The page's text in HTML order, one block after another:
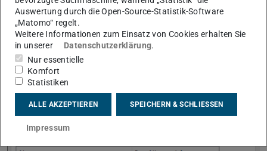
Klicken Sie dort auf„Hinzufügen…“und wählen Sie
dann die gewünschte Person aus, der Sie Ihren
Kalender freigeben möchten. [Falls Sie hier bereits
Personen eingetragen haben, können Sie diese hier
auswählen, um die Berechtigung nachträglich
anzupassen.]
Auswertung durch die Open-Source-Statistik-Software
„Matomo“ regelt.
Weitere Informationen zum Einsatz von Cookies erhalten Sie
in unserer
Datenschutzerklärung.
Nur essentielle
Komfort
Statistiken
ALLE AKZEPTIEREN SPEICHERN & SCHLIESSEN
Impressum